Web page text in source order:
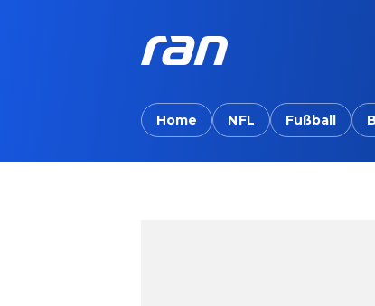
Home NFL Fußball